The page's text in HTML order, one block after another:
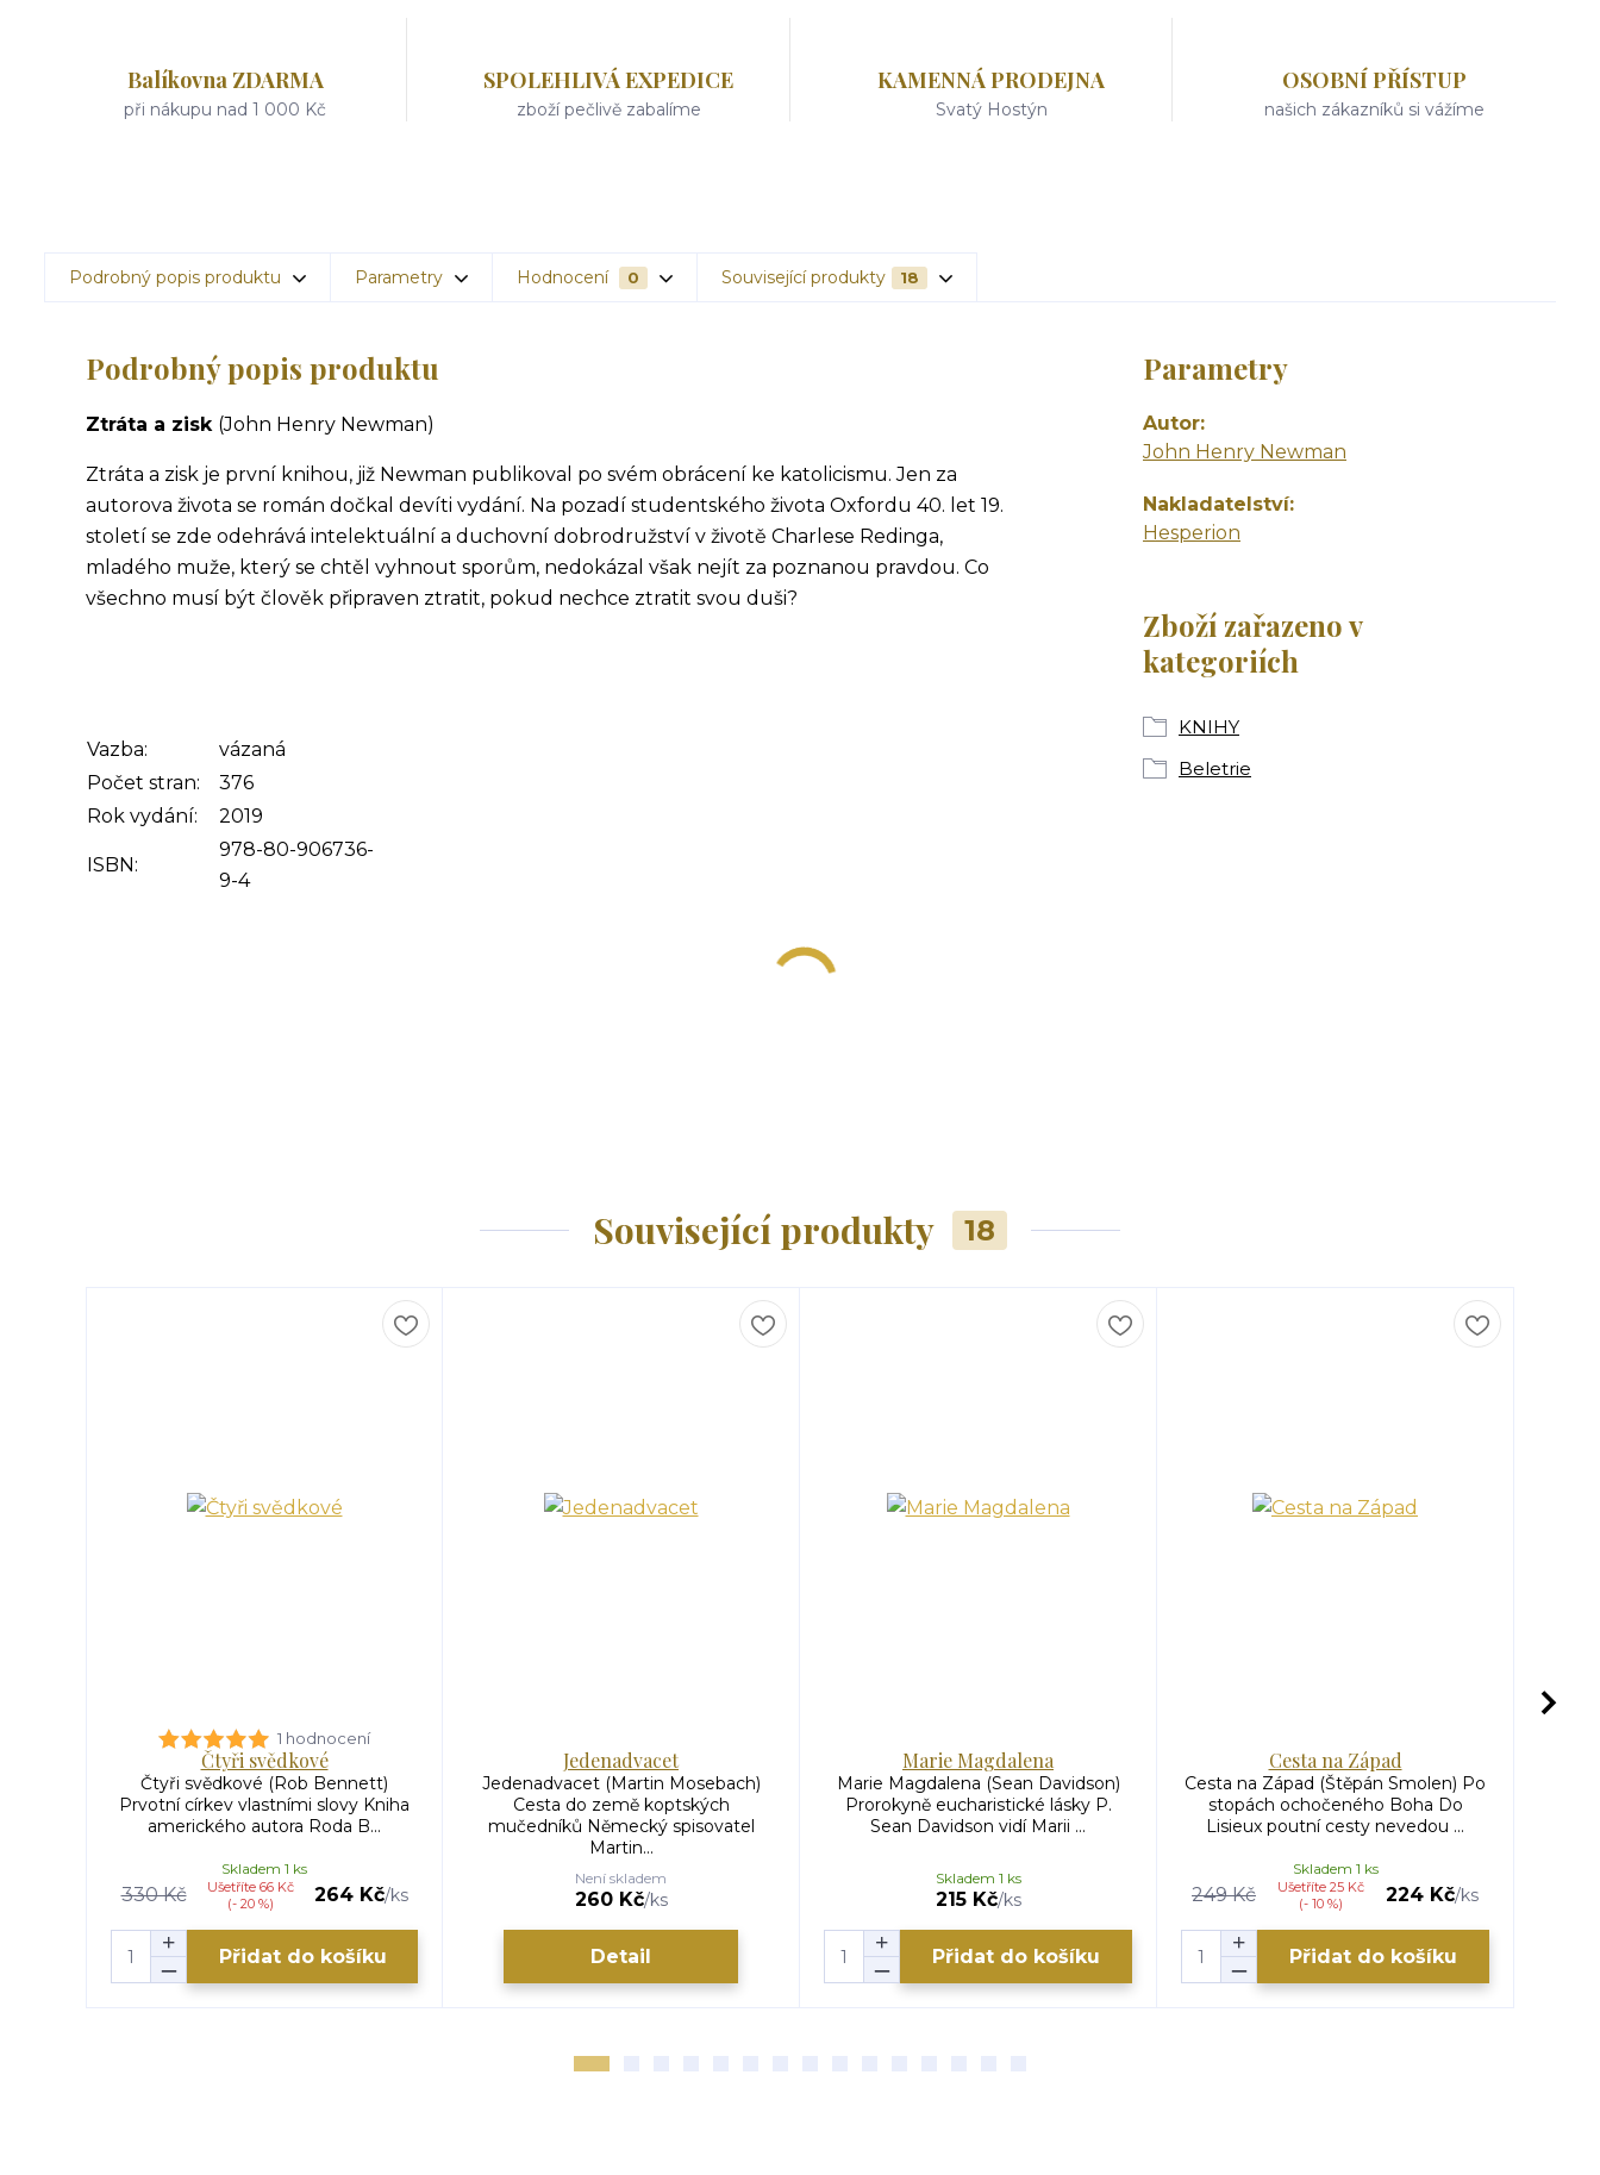
Balíkovna ZDARMA
při nákupu nad 1 000 Kč
SPOLEHLIVÁ EXPEDICE
zboží pečlivě zabalíme
KAMENNÁ PRODEJNA
Svatý Hostýn
OSOBNÍ PŘÍSTUP
našich zákazníků si vážíme
Podrobný popis produktu Parametry Hodnocení 0 Související produkty 18
Podrobný popis produktu
Ztráta a zisk (John Henry Newman)
Ztráta a zisk je první knihou, již Newman publikoval po svém obrácení ke katolicismu. Jen za
autorova života se román dočkal devíti vydání. Na pozadí studentského života Oxfordu 40. let 19.
století se zde odehrává intelektuální a duchovní dobrodružství v životě Charlese Redinga,
mladého muže, který se chtěl vyhnout sporům, nedokázal však nejít za poznanou pravdou. Co
všechno musí být člověk připraven ztratit, pokud nechce ztratit svou duši?
Vazba:
vázaná
Počet stran:
376
Rok vydání:
2019
ISBN:
978-80-906736-
9-4
Parametry
Autor
John Henry Newman
Nakladatelství
Hesperion
Zboží zařazeno v
kategoriích
KNIHY
Beletrie
Související produkty 18
1 hodnocení
Čtyři svědkové
Čtyři svědkové (Rob Bennett)
Prvotní církev vlastními slovy Kniha
amerického autora Roda B...
330 Kč
Ušetříte 66 Kč
(- 20 %)
264 Kč/ks
Skladem 1 ks
Přidat do košíku
Jedenadvacet
Jedenadvacet (Martin Mosebach)
Cesta do země koptských
mučedníků Německý spisovatel
Martin...
260 Kč/ks
Není skladem
Detail
Marie Magdalena
Marie Magdalena (Sean Davidson)
Prorokyně eucharistické lásky P.
Sean Davidson vidí Marii ...
215 Kč/ks
Skladem 1 ks
Přidat do košíku
Cesta na Západ
Cesta na Západ (Štěpán Smolen) Po
stopách ochočeného Boha Do
Lisieux poutní cesty nevedou ...
249 Kč
Ušetříte 25 Kč
(- 10 %)
224 Kč/ks
Skladem 1 ks
Přidat do košíku